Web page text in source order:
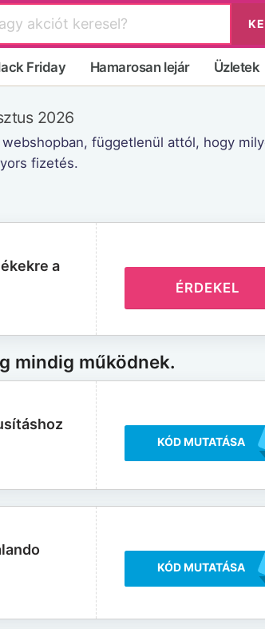
Friday Hamarosan lejár Üzletek
2026
függetlenül attól, hogy
fizetés.
a
ÉRDEKEL
mindig működnek.
KÓD MUTATÁSA
KÓD MUTATÁSA